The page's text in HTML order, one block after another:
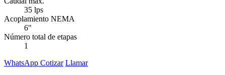
35 lps
Acoplamiento NEMA
6"
Número total de etapas
1
WhatsApp Cotizar Llamar